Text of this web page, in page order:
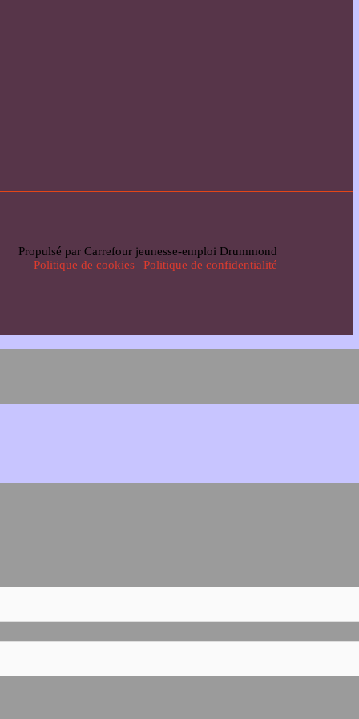
Propulsé par Carrefour jeunesse-emploi Drummond
Politique de cookies | Politique de confidentialité